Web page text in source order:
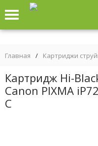
Главная / Картриджи
Картридж Hi-
Canon PIXMA
C